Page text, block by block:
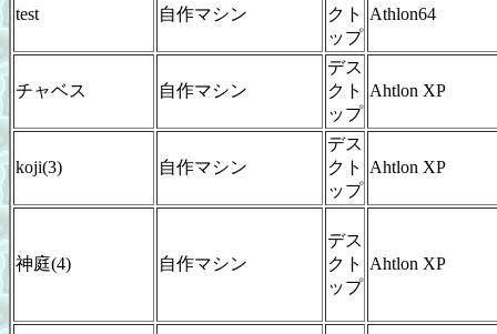
test 自作マシン
クト
ップ
Athlon64
チャベス 自作マシン
デス
クト
ップ
Ahtlon XP
koji(3) 自作マシン
デス
クト
ップ
Ahtlon XP
神庭(4) 自作マシン
デス
クト
ップ
Ahtlon XP